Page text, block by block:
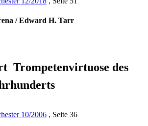
/ Edward H. Tarr
 Trompetenvirtuose des
10/2006 , Seite 36